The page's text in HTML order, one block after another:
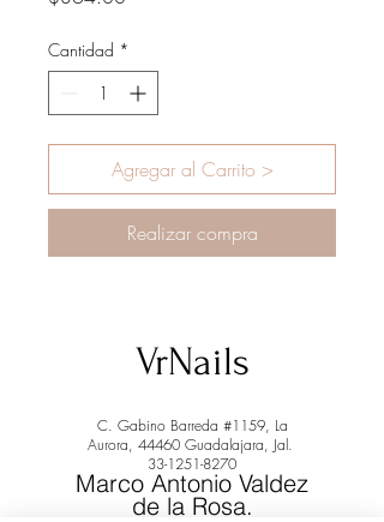
Cantidad *
Agregar al Carrito >
Realizar compra
VrNails
C. Gabino Barreda #1159, La
Aurora, 44460 Guadalajara, Jal.
33-1251-8270
Marco Antonio Valdez
de la Rosa.